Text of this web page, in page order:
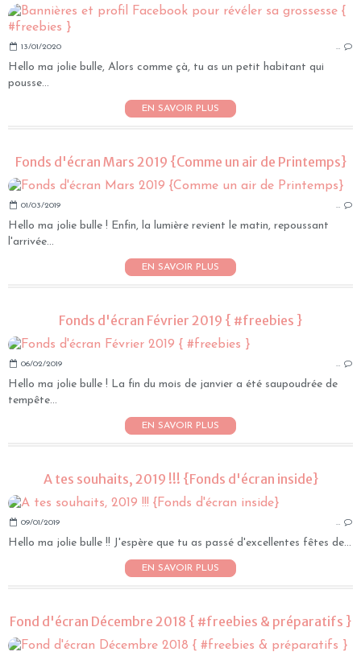
13/01/2020 …
Hello ma jolie bulle, Alors comme çà, tu as un petit habitant qui
pousse...
EN SAVOIR PLUS
Fonds d'écran Mars 2019 {Comme un air de Printemps}
01/03/2019 …
Hello ma jolie bulle ! Enfin, la lumière revient le matin, repoussant
l'arrivée...
EN SAVOIR PLUS
Fonds d'écran Février 2019 { #freebies }
06/02/2019 …
Hello ma jolie bulle ! La fin du mois de janvier a été saupoudrée de
tempête...
EN SAVOIR PLUS
A tes souhaits, 2019 !!! {Fonds d'écran inside}
09/01/2019 …
Hello ma jolie bulle !! J'espère que tu as passé d'excellentes fêtes de...
EN SAVOIR PLUS
Fond d'écran Décembre 2018 { #freebies & préparatifs }